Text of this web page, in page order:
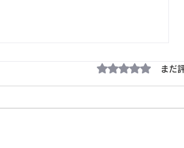
5つ星のうち0と
まだ